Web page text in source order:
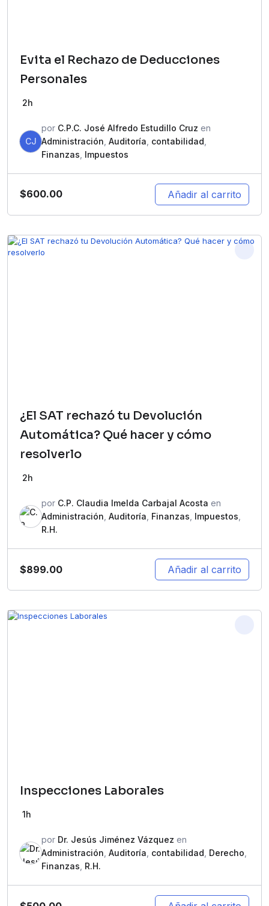
Evita el Rechazo de Deducciones
Personales
2h
CJ
por C.P.C. José Alfredo Estudillo Cruz en
Administración Auditoría contabilidad
Finanzas Impuestos
$600.00 Añadir al carrito
¿El SAT rechazó tu Devolución
Automática? Qué hacer y cómo
resolverlo
2h
por C.P. Claudia Imelda Carbajal Acosta en
Administración Auditoría Finanzas Impuestos
R.H.
$899.00 Añadir al carrito
Inspecciones Laborales
1h
por Dr. Jesús Jiménez Vázquez en
Administración Auditoría contabilidad Derecho
Finanzas R.H.